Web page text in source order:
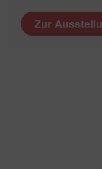
Zur